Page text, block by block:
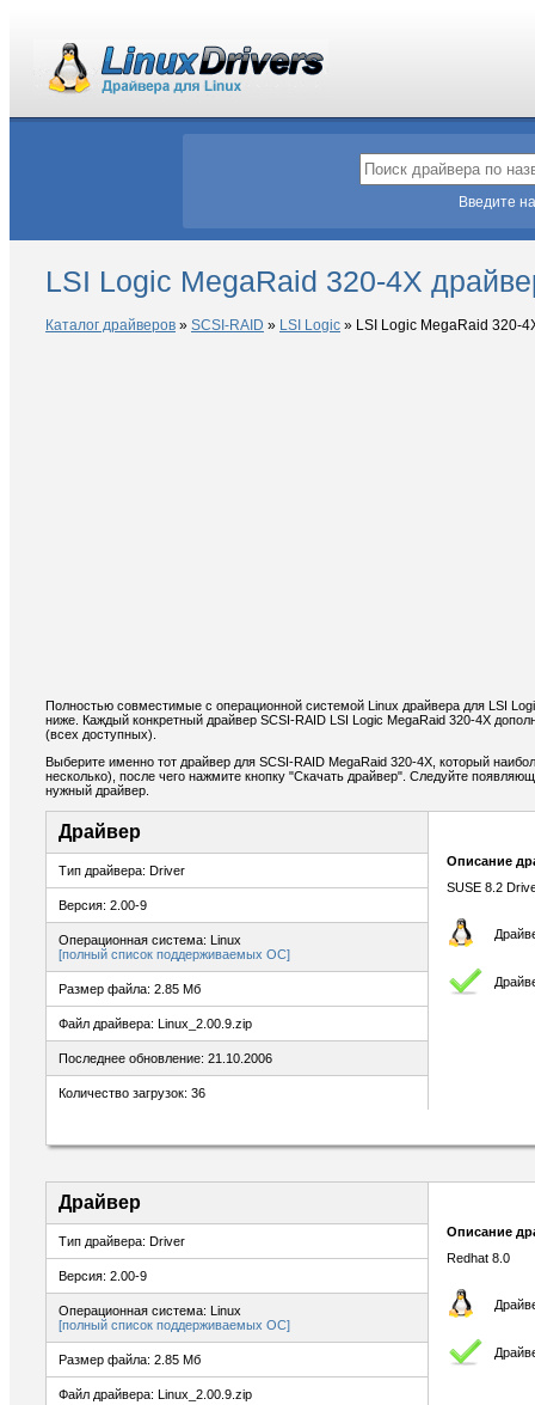
Введите
LSI Logic MegaRaid 320-4X
Каталог драйверов » SCSI-RAID » LSI Logic » LSI Logic MegaRaid 320-
Полностью совместимые с операционной системой Linux драйвера для LSI
ниже. Каждый конкретный драйвер SCSI-RAID LSI Logic MegaRaid 320-4X
(всех доступных).
Выберите именно тот драйвер для SCSI-RAID MegaRaid 320-4X, который
несколько), после чего нажмите кнопку "Скачать драйвер". Следуйте
нужный драйвер.
Драйвер
Тип драйвера: Driver
Версия: 2.00-9
Операционная система: Linux
[полный список поддерживаемых ОС]
Размер файла: 2.85 Мб
Файл драйвера: Linux_2.00.9.zip
Последнее обновление: 21.10.2006
Количество загрузок: 36
Описание
SUSE 8.2
Драйвер
Тип драйвера: Driver
Версия: 2.00-9
Операционная система: Linux
[полный список поддерживаемых ОС]
Размер файла: 2.85 Мб
Файл драйвера: Linux_2.00.9.zip
Описание
Redhat 8.0